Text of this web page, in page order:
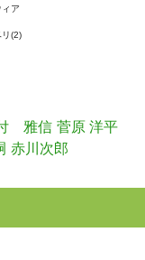
ア
リ(2)
雅信 菅原 洋平
赤川次郎